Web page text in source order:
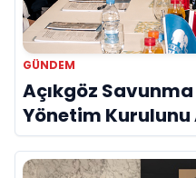
GÜNDEM
Açıkgöz
Yönetim Kurulunu
Savunma
Vurgusu